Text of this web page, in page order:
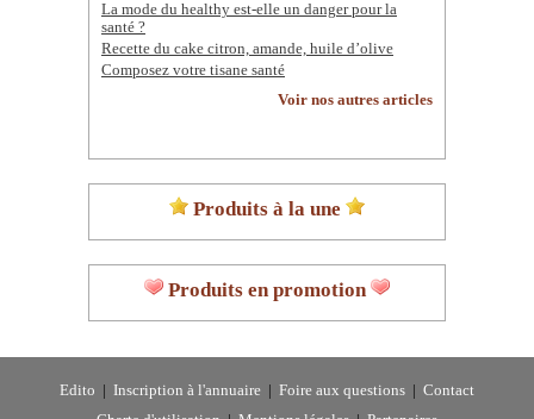
La mode du healthy est-elle un danger pour la
santé ?
Recette du cake citron, amande, huile d’olive
Composez votre tisane santé
Voir nos autres articles
Produits à la une
Produits en promotion
Edito Inscription à l'annuaire Foire aux questions
Contact